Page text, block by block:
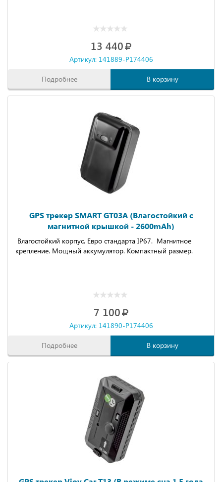
13 440
Артикул: 141889-P174406
Подробнее В корзину
GPS трекер SMART GT03A (Влагостойкий с
магнитной крышкой - 2600mAh)
Влагостойкий корпус, Евро стандарта IP67. Магнитное
крепление. Мощный аккумулятор. Компактный размер.
7 100
Артикул: 141890-P174406
Подробнее В корзину